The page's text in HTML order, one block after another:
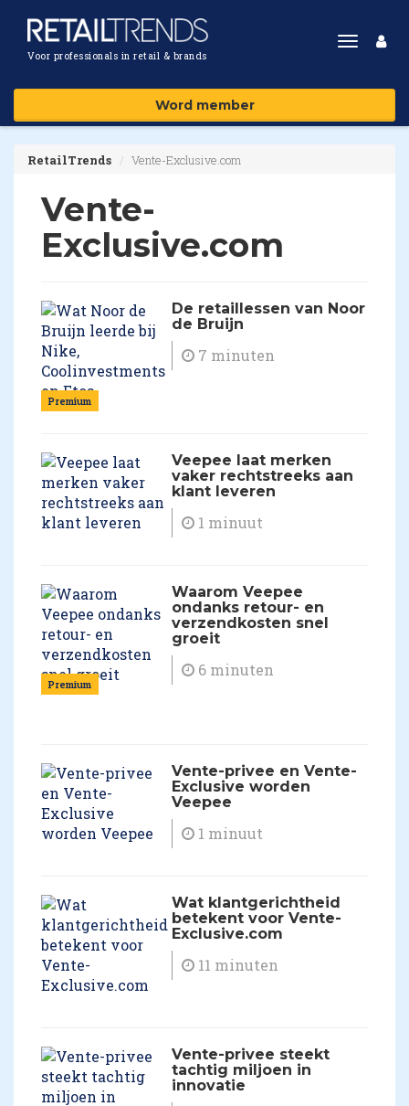
Voor professionals in retail & brands
Toggle
Word member
RetailTrends Vente-Exclusive.com
Vente-
Exclusive.com
Premium
De retaillessen van Noor
de Bruijn
7 minuten
Veepee laat merken
vaker rechtstreeks aan
klant leveren
1 minuut
Premium
Waarom Veepee
ondanks retour- en
verzendkosten snel
groeit
6 minuten
Vente-privee en Vente-
Exclusive worden
Veepee
1 minuut
Wat klantgerichtheid
betekent voor Vente-
Exclusive.com
11 minuten
​Vente-privee steekt
tachtig miljoen in
innovatie